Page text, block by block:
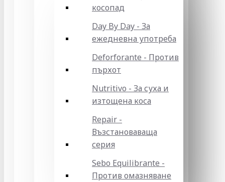
косопад
Day By Day - За
ежедневна употреба
Deforforante - Против
пърхот
Nutritivo - За суха и
изтощена коса
Repair -
Възстановаваща
серия
Sebo Equilibrante -
Против омазняване